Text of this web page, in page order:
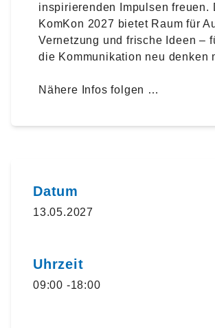
inspirierenden Impulsen freuen.
KomKon 2027 bietet Raum für
Vernetzung und frische Ideen –
die Kommunikation neu denken
Nähere Infos folgen …
Datum
13.05.2027
Uhrzeit
09:00 -18:00